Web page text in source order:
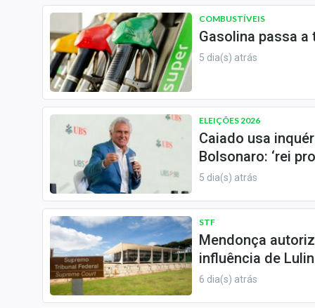
Expediente
Contato
COMBUSTÍVEIS
Gasolina passa
5 dia(s) atrás
ELEIÇÕES 2026
Caiado usa
Bolsonaro: ‘rei
5 dia(s) atrás
STF
Mendonça
influência de
6 dia(s) atrás